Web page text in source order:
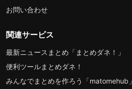
お問い合わせ
関連サービス
最新ニュースまとめ「まとめダネ！」
便利ツールまとめダネ！
みんなでまとめを作ろう「matomehub」